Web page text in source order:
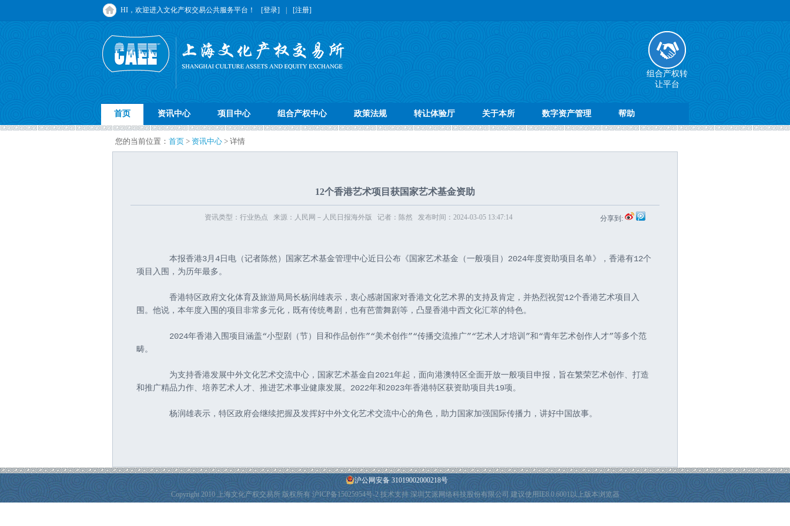
HI，欢迎进入文化产权交易公共服务平台！ [登录] [注册]
组合产权转
让平台
首页 资讯中心 项目中心 组合产权中心 政策法规 转让体验厅 关于本所 数字资产管理 帮助
您的当前位置： 首页 > 资讯中心 > 详情
12个香港艺术项目获国家艺术基金资助
分享到:
资讯类型：行业热点 来源：人民网－人民日报海外版 记者：陈然 发布时间：2024-03-05 13:47:14
本报香港3月4日电（记者陈然）国家艺术基金管理中心近日公布《国家艺术基金（一般项目）2024年度资助项目名单》，香港有12个
项目入围，为历年最多。
香港特区政府文化体育及旅游局局长杨润雄表示，衷心感谢国家对香港文化艺术界的支持及肯定，并热烈祝贺12个香港艺术项目入
围。他说，本年度入围的项目非常多元化，既有传统粤剧，也有芭蕾舞剧等，凸显香港中西文化汇萃的特色。
2024年香港入围项目涵盖“小型剧（节）目和作品创作”“美术创作”“传播交流推广”“艺术人才培训”和“青年艺术创作人才”等多个范
畴。
为支持香港发展中外文化艺术交流中心，国家艺术基金自2021年起，面向港澳特区全面开放一般项目申报，旨在繁荣艺术创作、打造
和推广精品力作、培养艺术人才、推进艺术事业健康发展。2022年和2023年香港特区获资助项目共19项。
杨润雄表示，特区政府会继续把握及发挥好中外文化艺术交流中心的角色，助力国家加强国际传播力，讲好中国故事。
沪公网安备 31019002000218号
Copyright 2010 上海文化产权交易所 版权所有沪ICP备15025954号-2技术支持 深圳艾派网络科技股份有限公司 建议使用IE8.0.6001以上版本浏览器